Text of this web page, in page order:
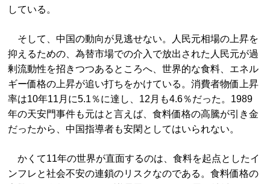
している。
そして、中国の動向が見逃せない。人民元相場の上昇を
抑えるための、為替市場での介入で放出された人民元が過
剰流動性を招きつつあるところへ、世界的な食料、エネル
ギー価格の上昇が追い打ちをかけている。消費者物価上昇
率は10年11月に5.1％に達し、12月も4.6％だった。1989
年の天安門事件も元はと言えば、食料価格の高騰が引き金
だったから、中国指導者も安閑としてはいられない。
かくて11年の世界が直面するのは、食料を起点としたイ
ンフレと社会不安の連鎖のリスクなのである。食料価格の